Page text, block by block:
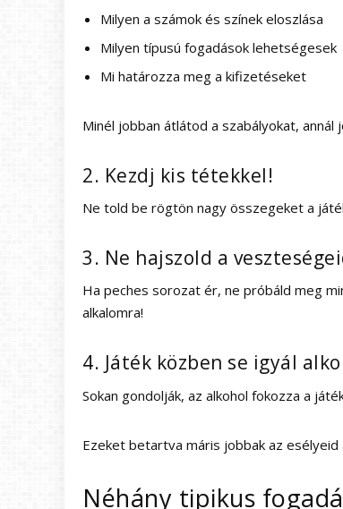
Milyen a számok és színek eloszlása
Milyen típusú fogadások lehetségesek
Mi határozza meg a kifizetéseket
Minél jobban átlátod a szabályokat, annál
2. Kezdj kis tétekkel!
Ne told be rögtön nagy összegeket a
3. Ne hajszold a
Ha peches sorozat ér, ne próbáld meg
alkalomra!
4. Játék közben se igyál
Sokan gondolják, az alkohol fokozza a
Ezeket betartva máris jobbak az
Néhány tipikus